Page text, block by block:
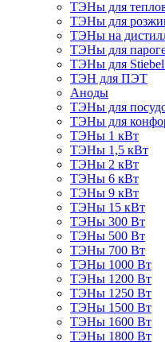
ТЭНы для
ТЭНы для
ТЭНы на
ТЭНы для
ТЭНы для
ТЭН для ПЭТ
Аноды
ТЭНы для
ТЭНы для
ТЭНы 1 кВт
ТЭНы 1,5 кВт
ТЭНы 2 кВт
ТЭНы 6 кВт
ТЭНы 9 кВт
ТЭНы 15 кВт
ТЭНы 300 Вт
ТЭНы 500 Вт
ТЭНы 700 Вт
ТЭНы 1000 Вт
ТЭНы 1200 Вт
ТЭНы 1250 Вт
ТЭНы 1500 Вт
ТЭНы 1600 Вт
ТЭНы 1800 Вт